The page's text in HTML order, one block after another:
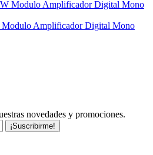
Amplificador Digital Mono
novedades y promociones.
¡Suscribirme!